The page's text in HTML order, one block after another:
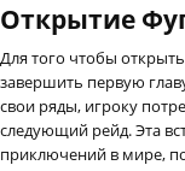
Открытие
Для того чтобы
завершить первую
свои ряды, игроку
следующий рейд. Эта
приключений в мире,